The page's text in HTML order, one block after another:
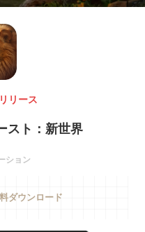
リース
スト：新世界
ション
ダウンロード